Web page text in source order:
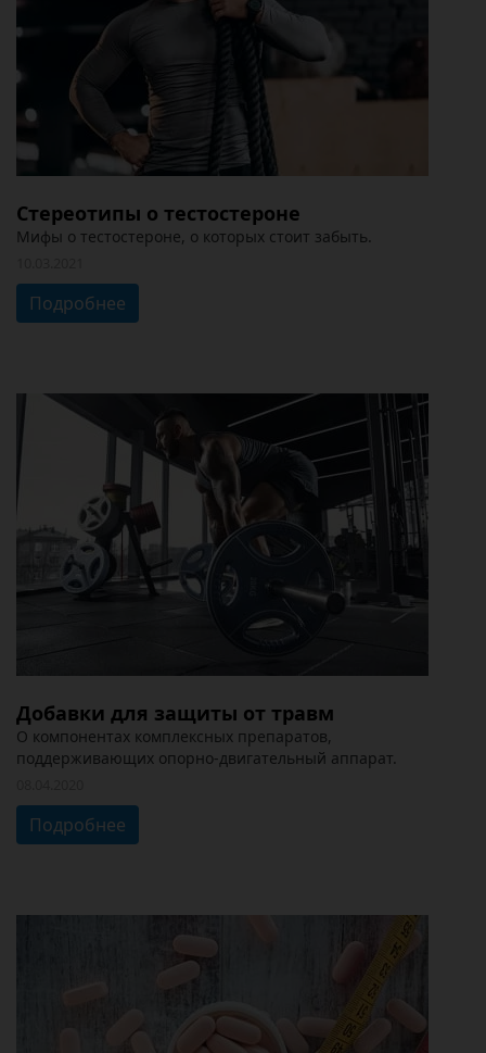
Стереотипы о тестостероне
Мифы о тестостероне, о которых стоит забыть.
Подробнее
Добавки для защиты от травм
О компонентах комплексных препаратов,
поддерживающих опорно-двигательный аппарат.
Подробнее